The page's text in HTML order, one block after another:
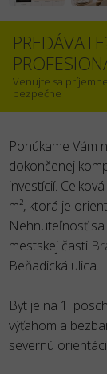
Venujte sa
bezpečne
Ponúkame Vám
dokončenej
investícií.
m², ktorá je
Nehnuteľnosť sa
mestskej časti
Beňadická ulica.
Byt je na 1.
výťahom a
severnú